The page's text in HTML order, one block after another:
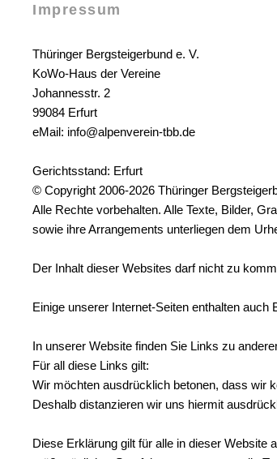
Impressum
Thüringer Bergsteigerbund e. V.
KoWo-Haus der Vereine
Johannesstr. 2
99084 Erfurt
eMail: info@alpenverein-tbb.de
Gerichtsstand: Erfurt
© Copyright 2006-2026 Thüringer
Alle Rechte vorbehalten. Alle Texte, Bilder,
sowie ihre Arrangements unterliegen dem
Der Inhalt dieser Websites darf nicht zu
Einige unserer Internet-Seiten enthalten auch
In unserer Website finden Sie Links zu
Für all diese Links gilt:
Wir möchten ausdrücklich betonen, dass wir
Deshalb distanzieren wir uns hiermit
Diese Erklärung gilt für alle in dieser Website